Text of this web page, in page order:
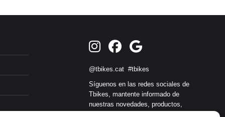
@tbikes.cat #tbikes
Síguenos en las redes sociales de
Tbikes, mantente informado de
nuestras novedades, productos,